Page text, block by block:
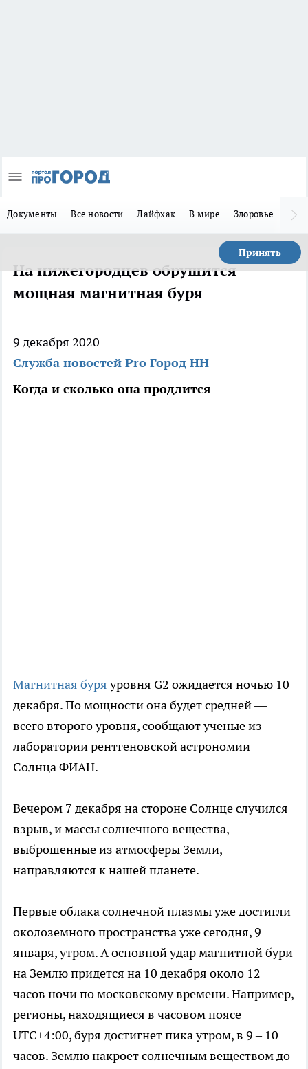
Документы Все новости Лайфхак В мире Здоровье
Принять
На нижегородцев обрушится
мощная магнитная буря
9 декабря 2020
Служба новостей Pro Город НН
Когда и сколько она продлится
Магнитная буряуровня G2 ожидается ночью 10
декабря. По мощности она будет средней —
всего второго уровня, сообщают ученые из
лаборатории рентгеновской астрономии
Солнца ФИАН.
Вечером 7 декабря на стороне Солнце случился
взрыв, и массы солнечного вещества,
выброшенные из атмосферы Земли,
направляются к нашей планете.
Первые облака солнечной плазмы уже достигли
околоземного пространства уже сегодня, 9
января, утром. А основной удар магнитной бури
на Землю придется на 10 декабря около 12
часов ночи по московскому времени. Например,
регионы, находящиеся в часовом поясе
UTC+4:00, буря достигнет пика утром, в 9 – 10
часов. Землю накроет солнечным веществом до